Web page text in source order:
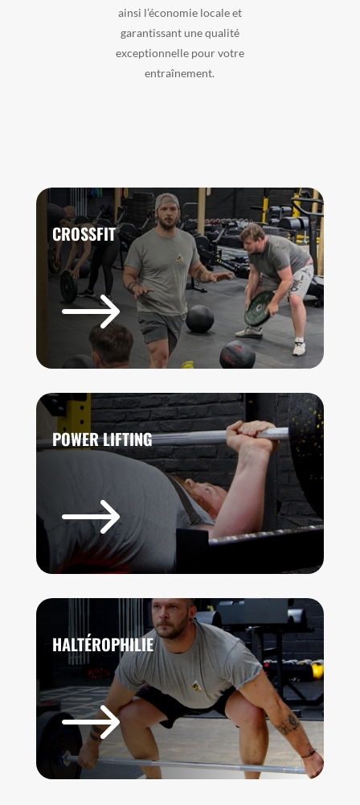
ainsi l’économie locale et
garantissant une qualité
exceptionnelle pour votre
entraînement.
CROSSFIT
$
POWER LIFTING
$
HALTÉROPHILIE
$